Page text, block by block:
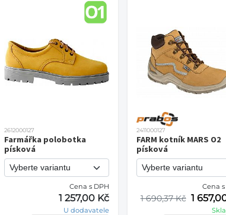
2612000127
Farmářka polobotka
písková
Cena s DPH
1 257,00 Kč
U dodavatele
2411000127
FARM kotník MARS O2
písková
Cena
1 690,37 Kč 1